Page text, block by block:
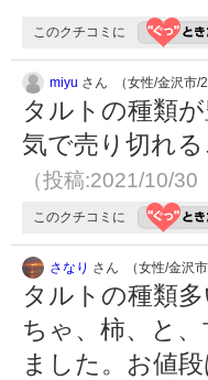
このクチコミに
miyu さん （女性/金沢市/
タルトの種類
気で売り切れ
（投稿:2021/10/
このクチコミに
さなり さん （女性/金沢市
タルトの種類
ちゃ、柿、と
ました。お値